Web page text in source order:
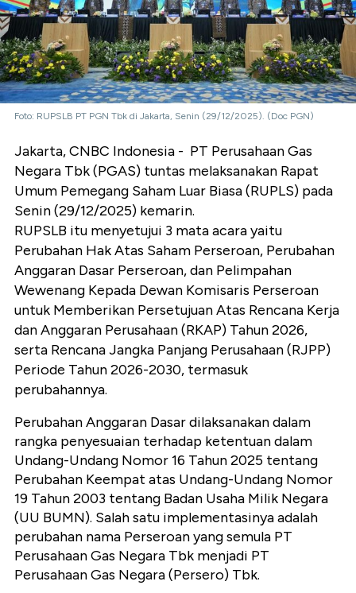
Foto: RUPSLB PT PGN Tbk di Jakarta, Senin (29/12/2025). (Doc PGN)
Jakarta, CNBC Indonesia - PT Perusahaan Gas
Negara Tbk (PGAS) tuntas melaksanakan Rapat
Umum Pemegang Saham Luar Biasa (RUPLS) pada
Senin (29/12/2025) kemarin.
RUPSLB itu menyetujui 3 mata acara yaitu
Perubahan Hak Atas Saham Perseroan, Perubahan
Anggaran Dasar Perseroan, dan Pelimpahan
Wewenang Kepada Dewan Komisaris Perseroan
untuk Memberikan Persetujuan Atas Rencana Kerja
dan Anggaran Perusahaan (RKAP) Tahun 2026,
serta Rencana Jangka Panjang Perusahaan (RJPP)
Periode Tahun 2026-2030, termasuk
perubahannya.
Perubahan Anggaran Dasar dilaksanakan dalam
rangka penyesuaian terhadap ketentuan dalam
Undang-Undang Nomor 16 Tahun 2025 tentang
Perubahan Keempat atas Undang-Undang Nomor
19 Tahun 2003 tentang Badan Usaha Milik Negara
(UU BUMN). Salah satu implementasinya adalah
perubahan nama Perseroan yang semula PT
Perusahaan Gas Negara Tbk menjadi PT
Perusahaan Gas Negara (Persero) Tbk.